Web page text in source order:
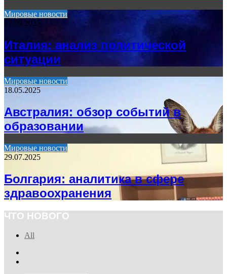
Мировые новости
17.09.2025
Италия: анализ политической
ситуации
Мировые новости
18.05.2025
Австралия: обзор событий в
образовании
Мировые новости
29.07.2025
Болгария: аналитика в сфере
здравоохранения
ЧТО НОВОГО
All